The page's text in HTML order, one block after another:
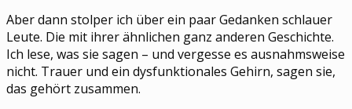
Aber dann stolper ich über ein paar Gedanken schlauer
Leute. Die mit ihrer ähnlichen ganz anderen Geschichte.
Ich lese, was sie sagen – und vergesse es ausnahmsweise
nicht. Trauer und ein dysfunktionales Gehirn, sagen sie,
das gehört zusammen.